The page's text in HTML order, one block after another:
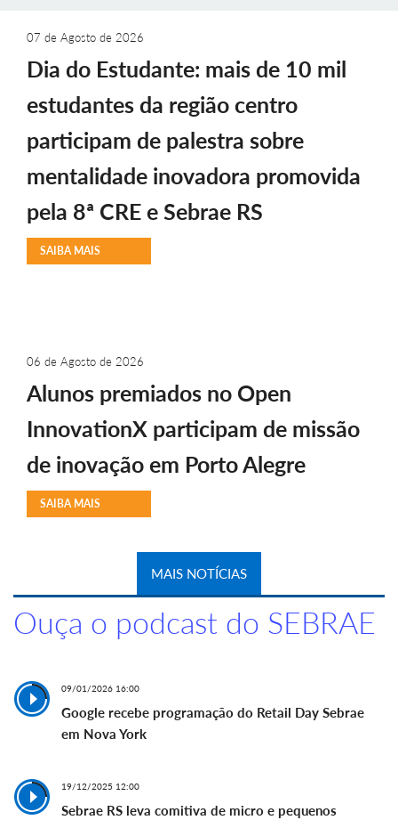
07 de Agosto de 2026
Dia do Estudante: mais de 10 mil
estudantes da região centro
participam de palestra sobre
mentalidade inovadora promovida
pela 8ª CRE e Sebrae RS
SAIBA MAIS
06 de Agosto de 2026
Alunos premiados no Open
InnovationX participam de missão
de inovação em Porto Alegre
SAIBA MAIS
MAIS NOTÍCIAS
Ouça o podcast do SEBRAE
09/01/2026 16:00
Google recebe programação do Retail Day Sebrae
em Nova York
19/12/2025 12:00
Sebrae RS leva comitiva de micro e pequenos